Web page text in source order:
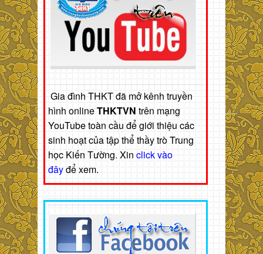
Gia đình THKT đã mở kênh truyền
hình onlineTHKTVN trên mạng
YouTube toàn cầu để giới thiệu các
sinh hoạt của tập thể thầy trò Trung
học Kiến Tường. Xin click vào
đâyđể xem.